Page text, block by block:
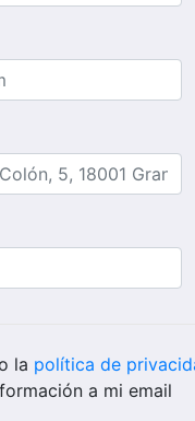
la política de
a mi email